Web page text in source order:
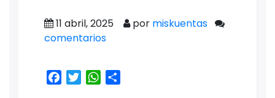
11 abril, 2025 por miskuentas
comentarios
Facebook
TwitterWhatsApp